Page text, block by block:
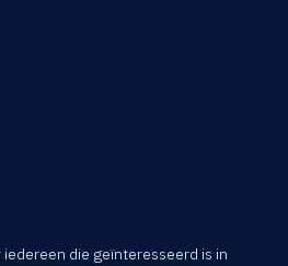
die geïnteresseerd is in